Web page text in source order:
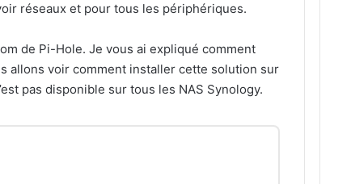
réseaux et pour tous les périphériques.
de Pi-Hole. Je vous ai expliqué comment
allons voir comment installer cette solution sur
pas disponible sur tous les NAS Synology.